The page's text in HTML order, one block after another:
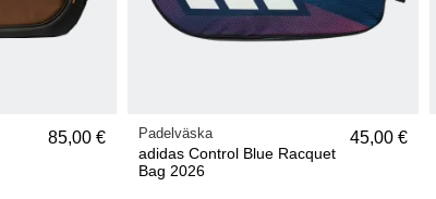
85,00 € Padelväska
adidas Control Blue Racquet
Bag 2026
45,00 €